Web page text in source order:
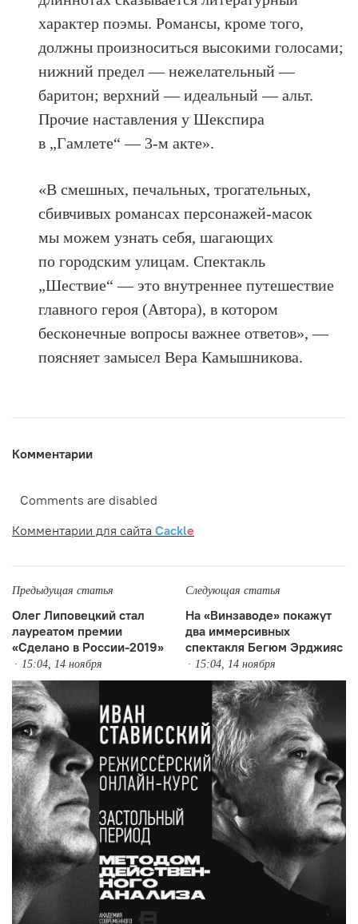
характер поэмы. Романсы, кроме того,
должны произноситься высокими голосами;
нижний предел — нежелательный —
баритон; верхний — идеальный — альт.
Прочие наставления у Шекспира
в „Гамлете“ — 3-м акте».
«В смешных, печальных, трогательных,
сбивчивых романсах персонажей-масок
мы можем узнать себя, шагающих
по городским улицам. Спектакль
„Шествие“ — это внутреннее путешествие
главного героя (Автора), в котором
бесконечные вопросы важнее ответов», —
поясняет замысел Вера Камышникова.
Комментарии
Comments are disabled
Комментарии для сайта Cackle
Предыдущая статья
Олег Липовецкий стал
лауреатом премии
«Сделано в России-2019»
15:04, 14 ноября
Следующая статья
На «Винзаводе» покажут
два иммерсивных
спектакля Бегюм Эрджияс
15:04, 14 ноября